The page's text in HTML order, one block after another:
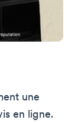
une
en ligne.